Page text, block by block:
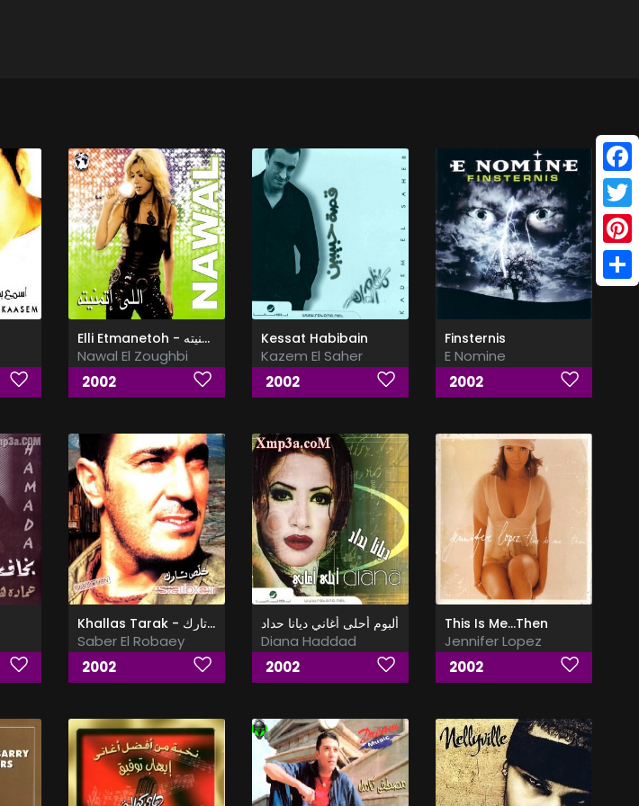
Elli Etmanetoh - اللى اتمنيته
Nawal El Zoughbi
2002
Kessat Habibain
Kazem El Saher
2002
Finsternis
E Nomine
2002
Khallas Tarak - خلص تارك
Saber El Robaey
2002
ألبوم أحلى أغاني ديانا حداد
Diana Haddad
2002
This Is Me...Then
Jennifer Lopez
2002